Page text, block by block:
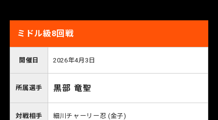
ミドル級8回戦
開催日 2026年4月3日
所属選手 黒部 竜聖
対戦相手 細川チャーリー忍 (金子)